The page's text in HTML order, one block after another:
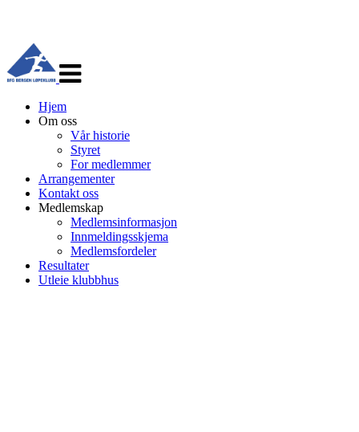
navigasjon
Hjem
Om oss
Vår historie
Styret
For medlemmer
Arrangementer
Kontakt oss
Medlemskap
Medlemsinformasjon
Innmeldingsskjema
Medlemsfordeler
Resultater
Utleie klubbhus